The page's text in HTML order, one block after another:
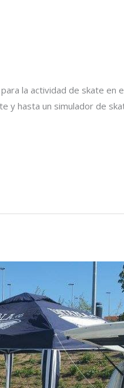
la actividad de skate en
y hasta un simulador de